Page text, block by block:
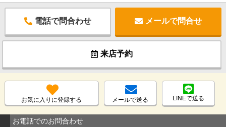
電話で問合わせ メールで問合せ
来店予約
お気に入りに登録する メールで送る LINEで送る
お電話でのお問合わせ